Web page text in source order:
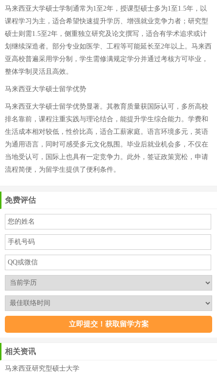
马来西亚大学硕士学制通常为1至2年，授课型硕士多为1至1.5年，以
课程学习为主，适合希望快速提升学历、增强就业竞争力者；研究型
硕士则需1.5至2年，侧重独立研究及论文撰写，适合有学术追求或计
划继续深造者。部分专业如医学、工程等可能延长至2年以上。马来西
亚高校普遍采用学分制，学生需修满规定学分并通过考核方可毕业，
整体学制灵活且高效。
马来西亚大学硕士留学优势
马来西亚大学硕士留学优势显著。其教育质量获国际认可，多所高校
排名靠前，课程注重实践与理论结合，能提升学生综合能力。学费和
生活成本相对较低，性价比高，适合工薪家庭。语言环境多元，英语
为通用语言，同时可感受多元文化氛围。毕业后就业机会多，不仅在
当地受认可，国际上也具有一定竞争力。此外，签证政策宽松，申请
流程简便，为留学生提供了便利条件。
免费评估
相关资讯
马来西亚研究型硕士大学